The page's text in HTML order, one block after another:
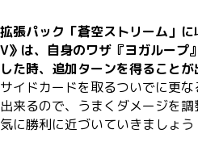
拡張パック「蒼空ストリーム」
V》は、自身のワザ『ヨガループ
した時、追加ターンを得ることが
サイドカードを取るついでに更
出来るので、うまくダメージを
気に勝利に近づいていきましょう